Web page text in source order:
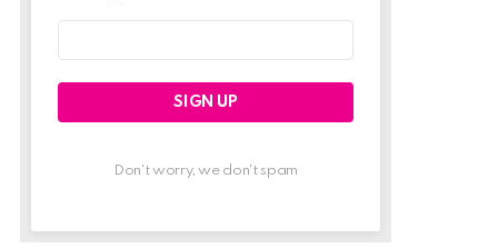
Don't worry, we don't spam